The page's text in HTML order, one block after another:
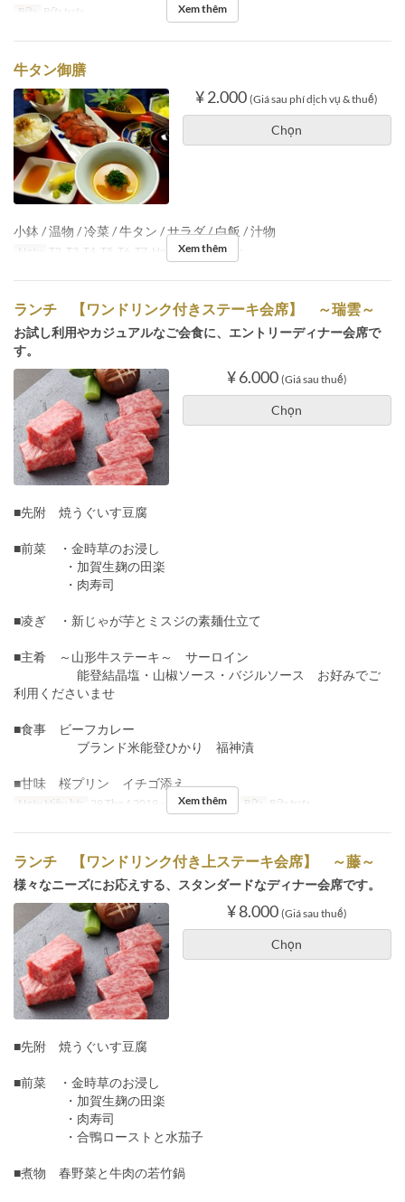
Bữa Bữa trưa Xem thêm
牛タン御膳
¥ 2.000 (Giá sau phí dịch vụ & thuế)
Chọn
小鉢 / 温物 / 冷菜 / 牛タン / サラダ / 白飯 / 汁物
Ngày T2, T3, T4, T5, T6, T7, Hol Bữa Bữa trưa
Xem thêm
ランチ 【ワンドリンク付きステーキ会席】 ～瑞雲～
お試し利用やカジュアルなご会食に、エントリーディナー会席で
す。
¥ 6.000 (Giá sau thuế)
Chọn
■先附 焼うぐいす豆腐
■前菜 ・金時草のお浸し
・加賀生麹の田楽
・肉寿司
■凌ぎ ・新じゃが芋とミスジの素麺仕立て
■主肴 ～山形牛ステーキ～ サーロイン
能登結晶塩・山椒ソース・バジルソース お好みでご
利用くださいませ
■食事 ビーフカレー
ブランド米能登ひかり 福神漬
■甘味 桜プリン イチゴ添え
Ngày Hiệu lực 29 Thg 4 2019 ~ 05 Thg 5 2019 Bữa Bữa trưa
Xem thêm
ランチ 【ワンドリンク付き上ステーキ会席】 ～藤～
様々なニーズにお応えする、スタンダードなディナー会席です。
¥ 8.000 (Giá sau thuế)
Chọn
■先附 焼うぐいす豆腐
■前菜 ・金時草のお浸し
・加賀生麹の田楽
・肉寿司
・合鴨ローストと水茄子
■煮物 春野菜と牛肉の若竹鍋